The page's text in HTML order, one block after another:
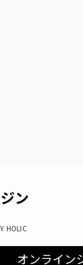
ン
HOLIC
オンライン